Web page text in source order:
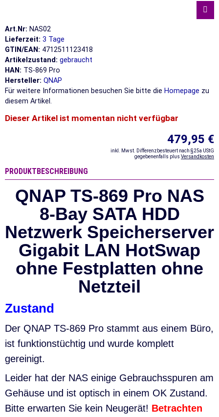
Art.Nr: NAS02
Lieferzeit: 3 Tage
GTIN/EAN: 4712511123418
Artikelzustand: gebraucht
HAN: TS-869 Pro
Hersteller: QNAP
Für weitere Informationen besuchen Sie bitte die Homepage zu
diesem Artikel.
Dieser Artikel ist momentan nicht verfügbar
479,95 €
inkl. Mwst. Differenzbesteuert nach §25a UStG
gegebenenfalls plus Versandkosten
PRODUKTBESCHREIBUNG
QNAP TS-869 Pro NAS
8-Bay SATA HDD
Netzwerk Speicherserver
Gigabit LAN HotSwap
ohne Festplatten ohne
Netzteil
Zustand
Der QNAP TS-869 Pro stammt aus einem Büro,
ist funktionstüchtig und wurde komplett
gereinigt.
Leider hat der NAS einige Gebrauchsspuren am
Gehäuse und ist optisch in einem OK Zustand.
Bitte erwarten Sie kein Neugerät! Betrachten